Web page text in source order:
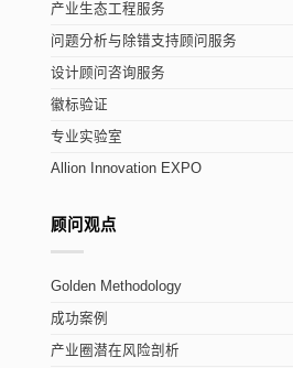
产业生态工程服务
问题分析与除错支持顾问服务
设计顾问咨询服务
徽标验证
专业实验室
Allion Innovation EXPO
顾问观点
Golden Methodology
成功案例
产业圈潜在风险剖析